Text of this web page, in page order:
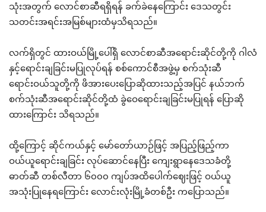
သုံးအတွက် လောင်စာဆီရရှိရန် ခက်ခဲနေကြောင်း ဒေသတွင်း
သတင်းအရင်းအမြစ်များထံမှသိရသည်။
လက်ရှိတွင် ထားဝယ်မြို့ပေါ်ရှိ လောင်စာဆီအရောင်းဆိုင်တို့ကို ဂါလံ
နှင့်ရောင်းချခြင်းမပြုလုပ်ရန် စစ်ကောင်စီအဖွဲ့မှ စက်သုံးဆီ
ရောင်းဝယ်သူတို့ကို ဖိအားပေးပြောဆိုထားသည့်အပြင် နယ်ဘက်
စက်သုံးဆီအရောင်းဆိုင်တို့ထံ ခွဲဝေရောင်းချခြင်းမပြုရန် ပြောဆို
ထားကြောင်း သိရသည်။
ထို့ကြောင့် ဆိုင်ကယ်နှင့် မော်တော်ယာဉ်ဖြင့် အပြည့်ဖြည့်ကာ
ဝယ်ယူရောင်းချခြင်း လုပ်ဆောင်နေပြီး ကျေးရွာနေဒေသခံတို့
ဓာတ်ဆီ တစ်လီတာ ၆၀၀၀ ကျပ်အထိပေါက်ဈေးဖြင့် ဝယ်ယူ
အသုံးပြုနေရကြောင်း လောင်းလုံးမြို့ခံတစ်ဦး ကပြောသည်။